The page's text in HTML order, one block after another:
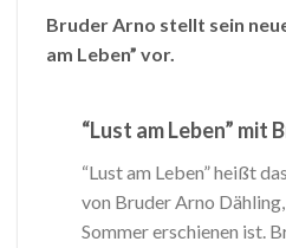
Bruder Arno stellt sein
am Leben” vor.
“Lust am Leben” mit
“Lust am Leben” heißt
von Bruder Arno
Sommer erschienen ist.